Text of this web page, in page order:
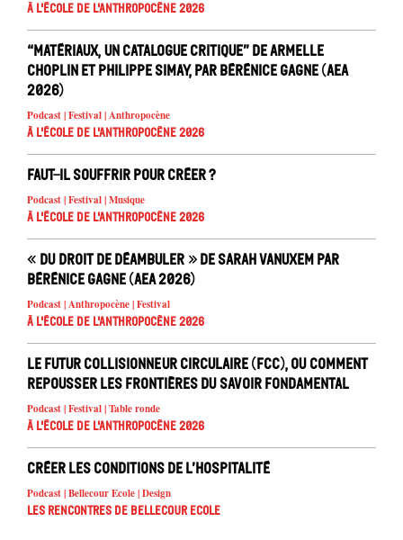
À l'école de l'Anthropocène 2026
“Matériaux, un catalogue critique” de Armelle
Choplin et Philippe Simay, par Bérénice Gagne (AEA
2026)
Podcast | Festival | Anthropocène
À l'école de l'Anthropocène 2026
Faut-il souffrir pour créer ?
Podcast | Festival | Musique
À l'école de l'Anthropocène 2026
« Du droit de déambuler » de Sarah Vanuxem par
Bérénice Gagne (AEA 2026)
Podcast | Anthropocène | Festival
À l'école de l'Anthropocène 2026
Le Futur Collisionneur Circulaire (FCC), ou comment
repousser les frontières du savoir fondamental
Podcast | Festival | Table ronde
À l'école de l'Anthropocène 2026
Créer les conditions de l’hospitalité
Podcast | Bellecour Ecole | Design
Les rencontres de Bellecour Ecole